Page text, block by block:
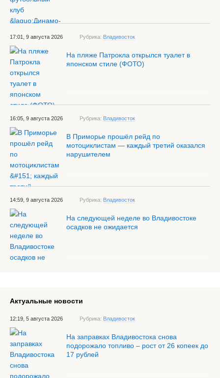
17:01, 9 августа 2026 Рубрика: Владивосток
На пляже Патрокла открылся туалет в
японском стиле (ФОТО)
16:05, 9 августа 2026 Рубрика: Владивосток
В Приморье прошёл рейд по
мотоциклистам — каждый третий оказался
нарушителем
14:59, 9 августа 2026 Рубрика: Владивосток
На следующей неделе во Владивостоке
осадков не ожидается
Актуальные новости
12:19, 5 августа 2026 Рубрика: Владивосток
На заправках Владивостока снова
подорожало топливо – рост от 26 копеек до
17 рублей